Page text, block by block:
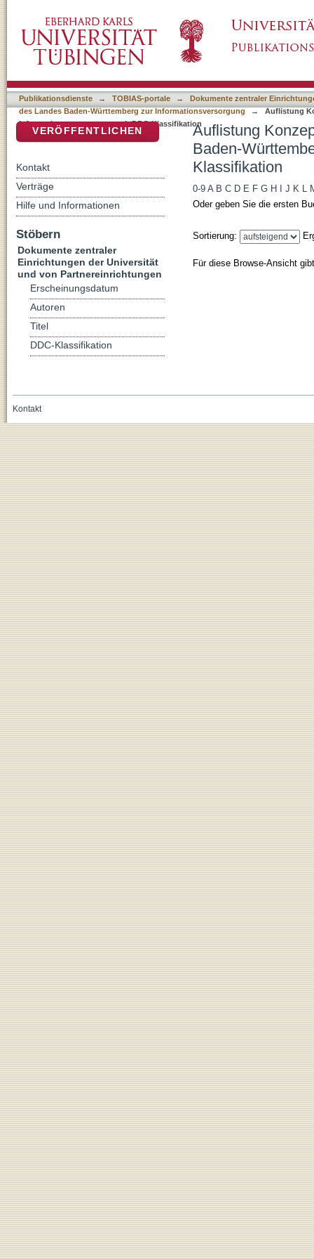
Informationsversorgung nach DDC-
Publikationsdienste → TOBIAS-portale →
Dokumente zentraler
des Landes Baden-Württemberg zur Informationsversorgung
→
Auflistung
Informationsversorgung nach DDC-KlassifikationAuflistung
Baden-
Klassifikation
0-9 A B C D E F G H J K L
Oder geben Sie die ersten
Sortierung:
Für diese Browse-Ansicht
VERÖFFENTLICHEN
Kontakt
Verträge
Hilfe und Informationen
Stöbern
Dokumente zentraler
Einrichtungen der Universität
und von Partnereinrichtungen
Erscheinungsdatum
Autoren
Titel
DDC-Klassifikation
Kontakt